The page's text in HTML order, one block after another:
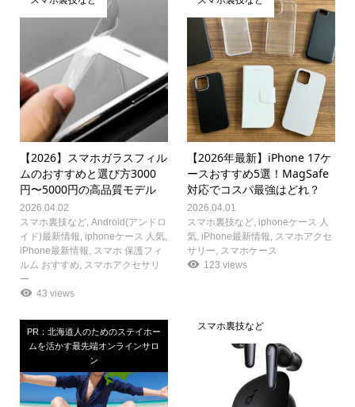
【2026】スマホガラスフィル
ムのおすすめと選び方3000
円〜5000円の高品質モデル
2026.04.02
スマホ裏技など, Android(アンドロ
イド)最新情報 iphoneケース 人気,
iPhone最新情報
スマホ 保護フィ
ルム おすすめ
スマホアクセサリ
ー
43 views
【2026年最新】iPhone 17ケ
ースおすすめ5選！MagSafe
対応でコスパ最強はどれ？
2026.04.01
スマホ裏技など iphoneケース 人
気 iPhone最新情報
スマホアクセ
サリー
スマホケース
123 views
PR：北海道人のためのステイホー
ムを活かす最先端オンラインサロ
ン
スマホ裏技など